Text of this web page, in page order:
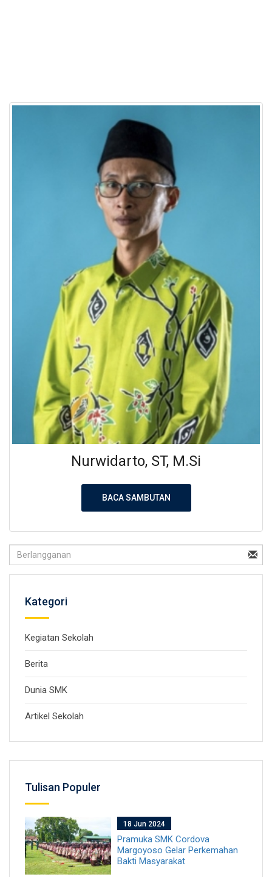
Nurwidarto, ST, M.Si
BACA SAMBUTAN
Kategori
Kegiatan Sekolah
Berita
Dunia SMK
Artikel Sekolah
Tulisan Populer
18 Jun 2024
Pramuka SMK Cordova
Margoyoso Gelar Perkemahan
Bakti Masyarakat